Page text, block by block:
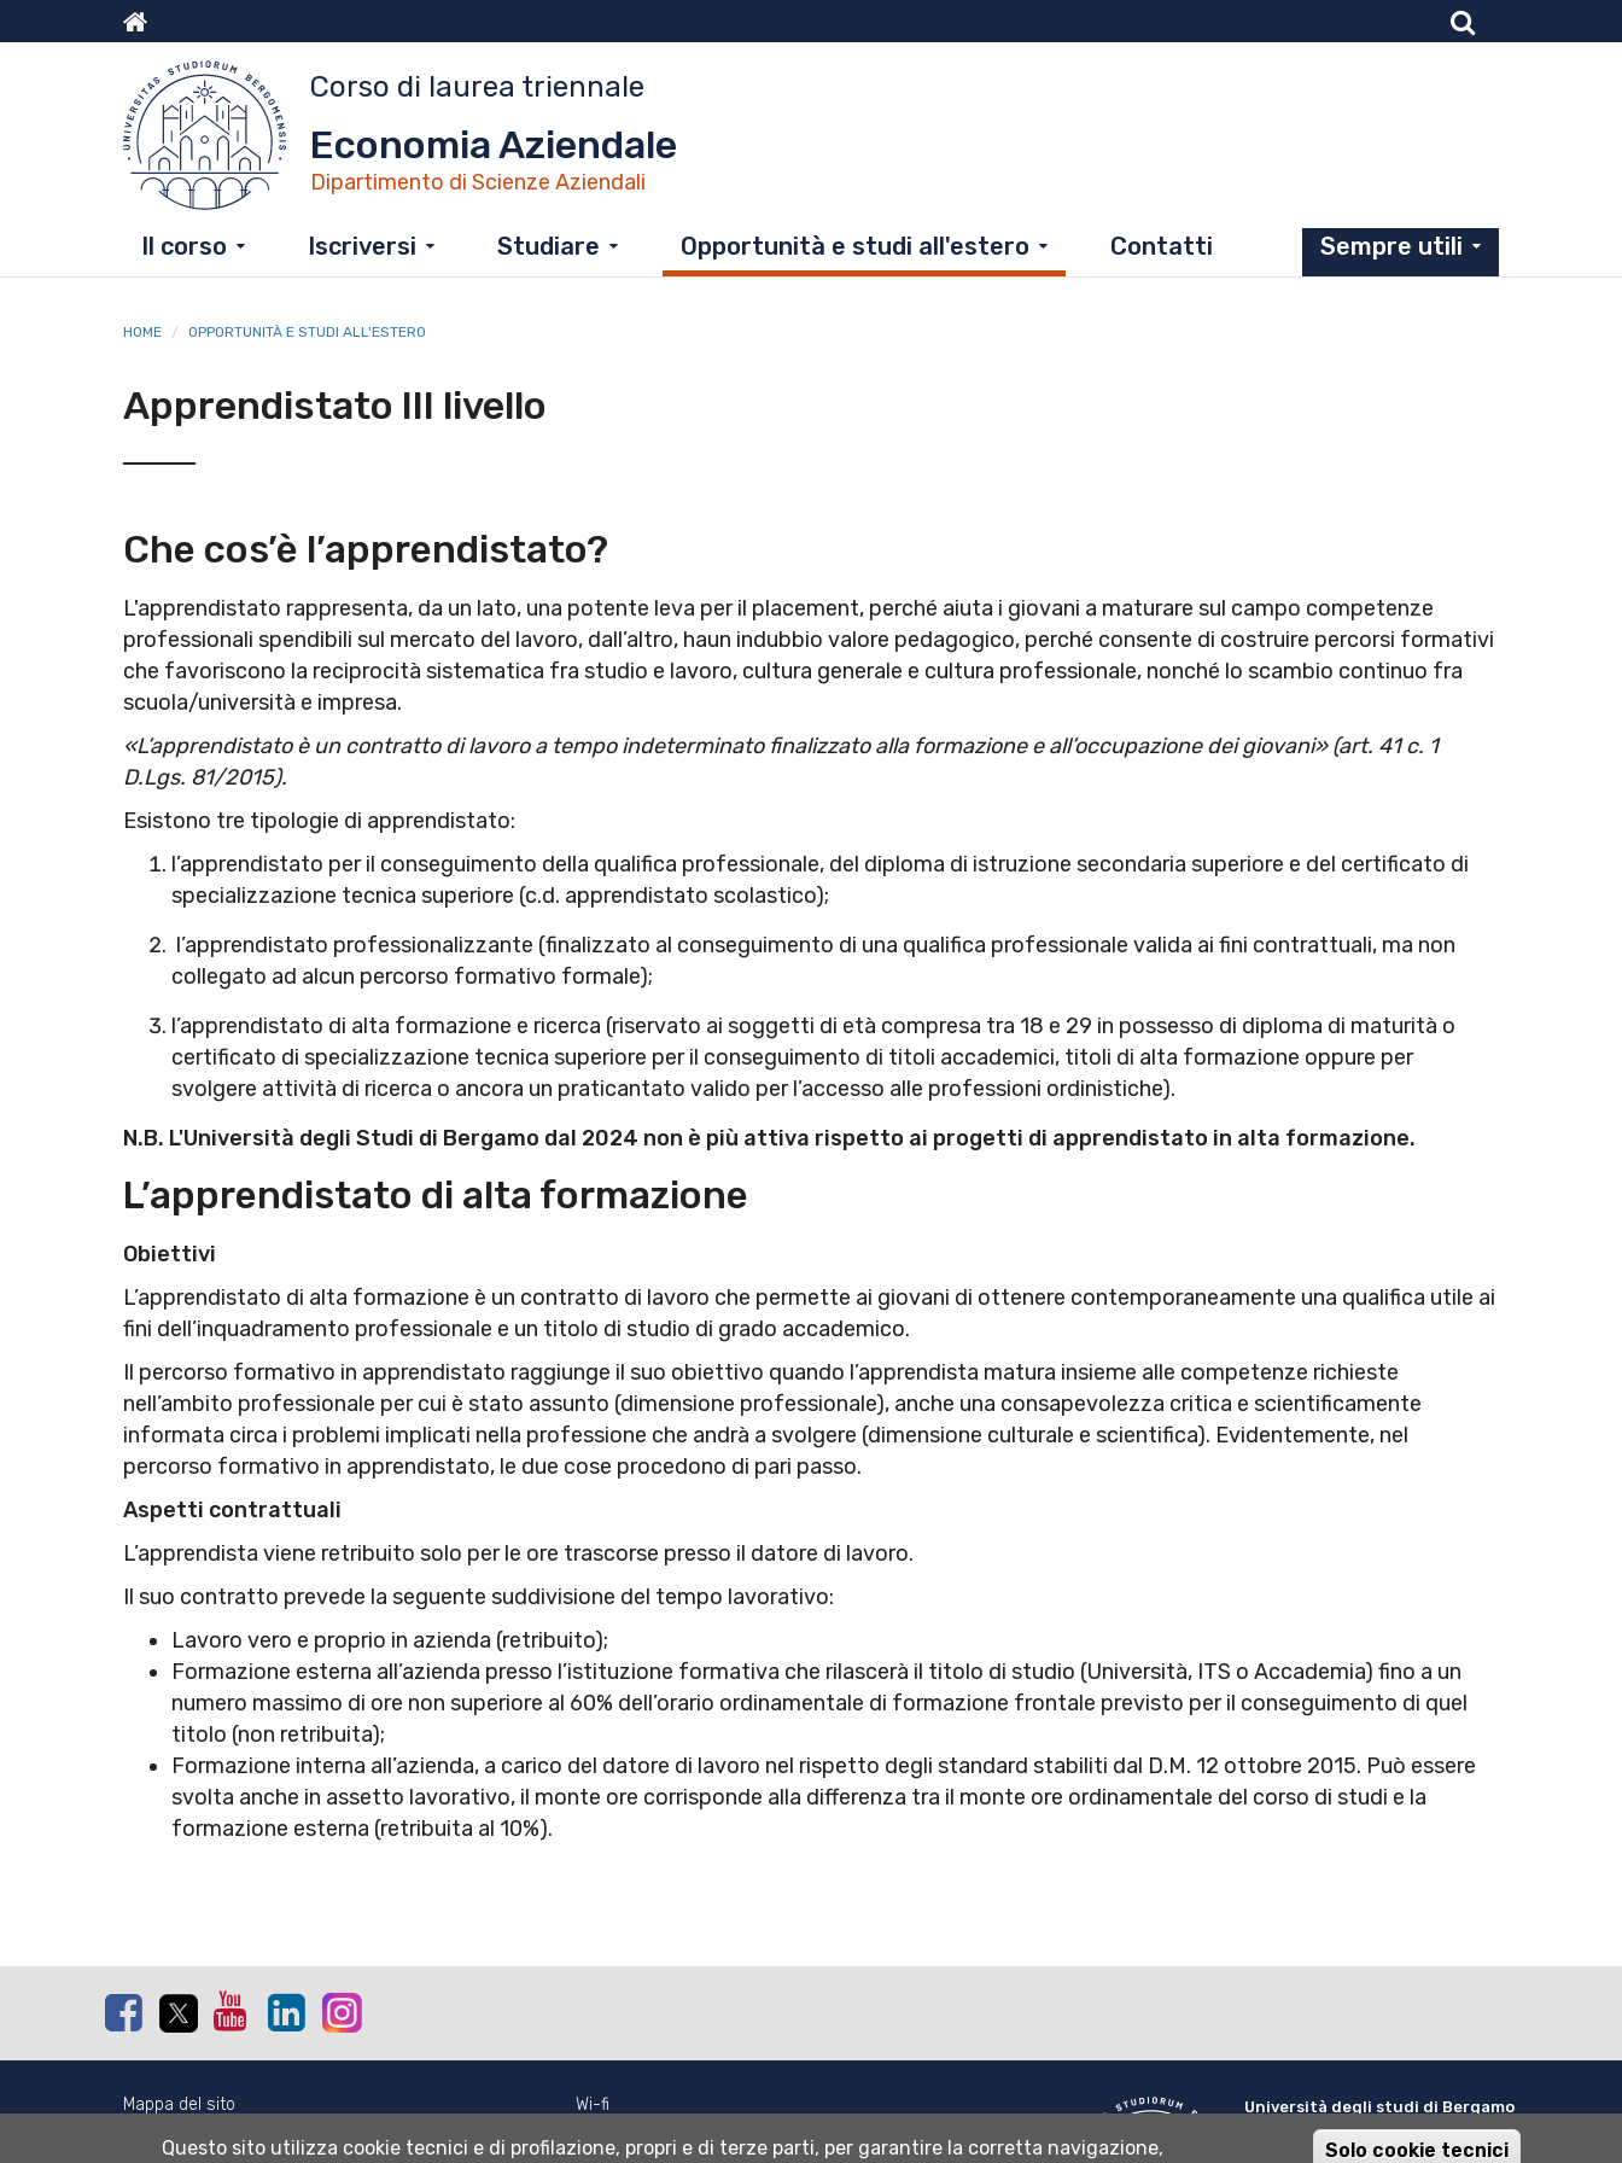
al
Menu
top
Corso di laurea triennale
Economia Aziendale
Dipartimento di Scienze Aziendali
Il corso Iscriversi Studiare Opportunità e studi all'estero Contatti Sempre utili
HOME OPPORTUNITÀ E STUDI ALL'ESTERO
Apprendistato III livello
Che cos’è l’apprendistato?
L'apprendistato rappresenta, da un lato, una potente leva per il placement, perché aiuta i giovani a maturare sul campo competenze
professionali spendibili sul mercato del lavoro, dall’altro, haun indubbio valore pedagogico, perché consente di costruire percorsi formativi
che favoriscono la reciprocità sistematica fra studio e lavoro, cultura generale e cultura professionale, nonché lo scambio continuo fra
scuola/università e impresa.
«L’apprendistato è un contratto di lavoro a tempo indeterminato finalizzato alla formazione e all’occupazione dei giovani» (art. 41 c. 1
D.Lgs. 81/2015).
Esistono tre tipologie di apprendistato:
l’apprendistato per il conseguimento della qualifica professionale, del diploma di istruzione secondaria superiore e del certificato di
specializzazione tecnica superiore (c.d. apprendistato scolastico);
l’apprendistato professionalizzante (finalizzato al conseguimento di una qualifica professionale valida ai fini contrattuali, ma non
collegato ad alcun percorso formativo formale);
l’apprendistato di alta formazione e ricerca (riservato ai soggetti di età compresa tra 18 e 29 in possesso di diploma di maturità o
certificato di specializzazione tecnica superiore per il conseguimento di titoli accademici, titoli di alta formazione oppure per
svolgere attività di ricerca o ancora un praticantato valido per l’accesso alle professioni ordinistiche).
N.B. L'Università degli Studi di Bergamo dal 2024 non è più attiva rispetto ai progetti di apprendistato in alta formazione.
L’apprendistato di alta formazione
Obiettivi
L’apprendistato di alta formazione è un contratto di lavoro che permette ai giovani di ottenere contemporaneamente una qualifica utile ai
fini dell’inquadramento professionale e un titolo di studio di grado accademico.
Il percorso formativo in apprendistato raggiunge il suo obiettivo quando l’apprendista matura insieme alle competenze richieste
nell’ambito professionale per cui è stato assunto (dimensione professionale), anche una consapevolezza critica e scientificamente
informata circa i problemi implicati nella professione che andrà a svolgere (dimensione culturale e scientifica). Evidentemente, nel
percorso formativo in apprendistato, le due cose procedono di pari passo.
Aspetti contrattuali
L’apprendista viene retribuito solo per le ore trascorse presso il datore di lavoro.
Il suo contratto prevede la seguente suddivisione del tempo lavorativo:
Lavoro vero e proprio in azienda (retribuito);
Formazione esterna all’azienda presso l’istituzione formativa che rilascerà il titolo di studio (Università, ITS o Accademia) fino a un
numero massimo di ore non superiore al 60% dell’orario ordinamentale di formazione frontale previsto per il conseguimento di quel
titolo (non retribuita);
Formazione interna all’azienda, a carico del datore di lavoro nel rispetto degli standard stabiliti dal D.M. 12 ottobre 2015. Può essere
svolta anche in assetto lavorativo, il monte ore corrisponde alla differenza tra il monte ore ordinamentale del corso di studi e la
formazione esterna (retribuita al 10%).
FacebookTwitterYoutubeLinkedin
Mappa del sito
Informativa privacy
Wi-fi
Università degli studi di Bergamo
via Salvecchio 19
24129 Bergamo
Questo sito utilizza cookie tecnici e di profilazione, propri e di terze parti, per garantire la corretta navigazione, Solo cookie tecnici